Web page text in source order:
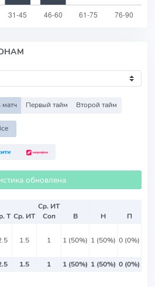
матч Первый тайм Второй тайм
обновлена
Т Ср. ИТ
Ср. ИТ
Соп
В Н
П
1.5 1 1 (50%) 1 (50%) 0 (0%)
1.5 1 1 (50%) 1 (50%) 0 (0%)